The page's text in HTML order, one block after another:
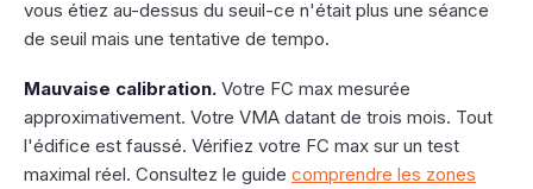
vous étiez au-dessus du seuil-ce n'était plus une séance
de seuil mais une tentative de tempo.
Mauvaise calibration. Votre FC max mesurée
approximativement. Votre VMA datant de trois mois. Tout
l'édifice est faussé. Vérifiez votre FC max sur un test
maximal réel. Consultez le guide comprendre les zones